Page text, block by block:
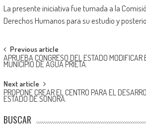
La presente iniciativa fue turnada a la
Derechos Humanos para su estudio y
Post
navigation
Previous article
APRUEBA CONGRESO DEL ESTADO MODIFICAR
MUNICIPIO DE AGUA PRIETA.
Next article
PROPONE CREAR EL CENTRO PARA EL
ESTADO DE SONORA.
BUSCAR